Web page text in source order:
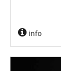
info